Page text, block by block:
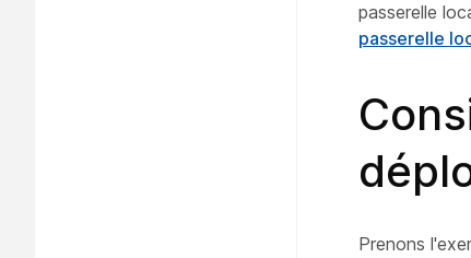
passerelle
passerelle
Prenons